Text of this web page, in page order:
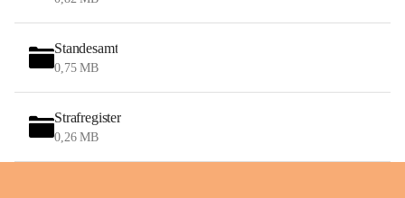
Standesamt
0,75 MB
Strafregister
0,26 MB